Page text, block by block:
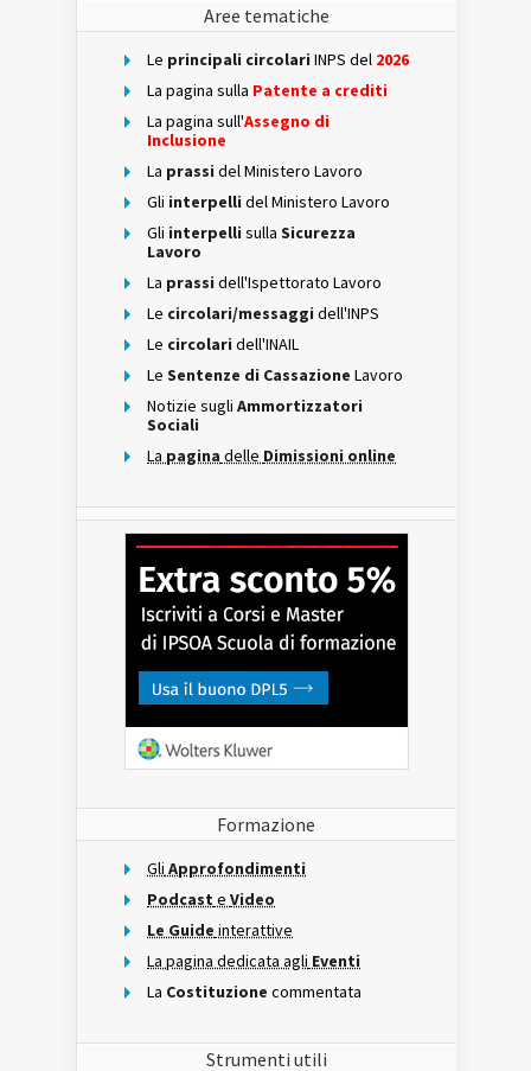
Aree tematiche
Le principali circolari INPS del 2026
La pagina sulla Patente a crediti
La pagina sull'Assegno di
Inclusione
La prassi del Ministero Lavoro
Gli interpelli del Ministero Lavoro
Gli interpelli sulla Sicurezza
Lavoro
La prassi dell'Ispettorato Lavoro
Le circolari/messaggi dell'INPS
Le circolari dell'INAIL
Le Sentenze di Cassazione Lavoro
Notizie sugli Ammortizzatori
Sociali
La pagina delle Dimissioni online
Formazione
Gli Approfondimenti
Podcast e Video
Le Guide interattive
La pagina dedicata agli Eventi
La Costituzione commentata
Strumenti utili